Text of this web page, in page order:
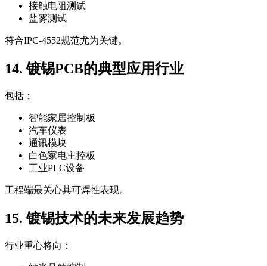
接触电阻测试
盐雾测试
符合IPC-4552规范尤为关键。
14. 镀锡PCB的典型应用行业
包括：
智能家居控制板
汽车仪表
通讯模块
白色家电主控板
工业PLC设备
工程端最关心其可焊性表现。
15. 镀锡技术的未来发展趋势
行业重心将向：